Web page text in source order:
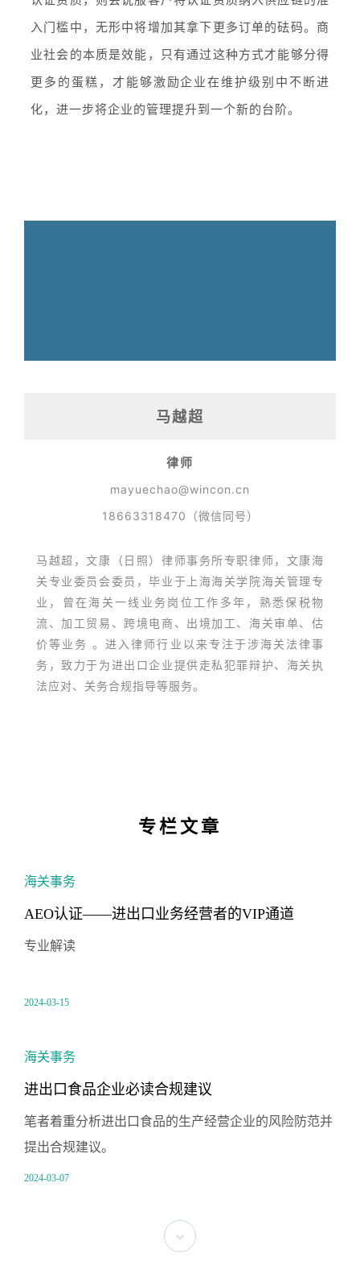
入门槛中，无形中将增加其拿下更多订单的砝码。商
业社会的本质是效能，只有通过这种方式才能够分得
更多的蛋糕，才能够激励企业在维护级别中不断进
化，进一步将企业的管理提升到一个新的台阶。
马越超
律师
mayuechao@wincon.cn
18663318470（微信同号）
马越超，文康（日照）律师事务所专职律师，文康海
关专业委员会委员，毕业于上海海关学院海关管理专
业，曾在海关一线业务岗位工作多年，熟悉保税物
流、加工贸易、跨境电商、出境加工、海关审单、估
价等业务 。进入律师行业以来专注于涉海关法律事
务，致力于为进出口企业提供走私犯罪辩护、海关执
法应对、关务合规指导等服务。
专栏文章
海关事务
AEO认证——进出口业务经营者的VIP通道
专业解读
2024-03-15
海关事务
进出口食品企业必读合规建议
笔者着重分析进出口食品的生产经营企业的风险防范并
提出合规建议。
2024-03-07